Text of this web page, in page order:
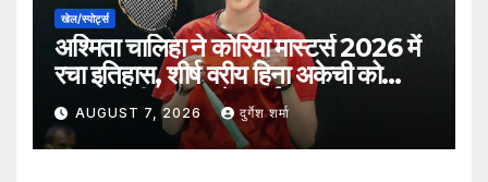
खेल/स्पोर्ट्स
अश्मिता चालिहा ने कोरिया मास्टर्स 2026 में
रचा इतिहास, शीर्ष वरीय हिना अकेची को
हराकर सेमीफाइनल में बनाई जगह
AUGUST 7, 2026 दुर्गेश शर्मा